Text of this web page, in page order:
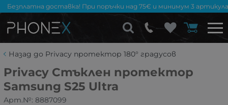
Безплатна доставка! При поръчки над 75€ и минимум 3
Назад до Privacy протектор 180° градусов
Privacy Стъклен протектор
Samsung S25 Ultra
Арт.№: 8887099